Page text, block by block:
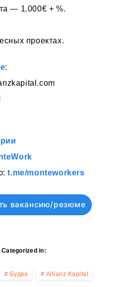
— 1.000€ + %.
проектах.
:
t.me/monteworkers
вакансию/резюме
Categorized in:
Будва Allianz Kapital